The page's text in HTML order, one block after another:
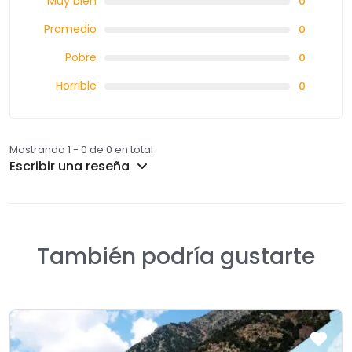
Promedio 0
Pobre 0
Horrible 0
Mostrando 1 - 0 de 0 en total
Escribir una reseña
También podría gustarte